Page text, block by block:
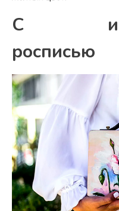
С
росписью